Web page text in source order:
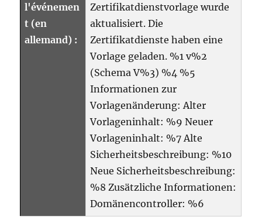
l'événemen
t (en
allemand) :
Zertifikatdienstvorlage wurde
aktualisiert. Die
Zertifikatdienste haben eine
Vorlage geladen. %1 v%2
(Schema V%3) %4 %5
Informationen zur
Vorlagenänderung: Alter
Vorlageninhalt: %9 Neuer
Vorlageninhalt: %7 Alte
Sicherheitsbeschreibung: %10
Neue Sicherheitsbeschreibung:
%8 Zusätzliche Informationen:
Domänencontroller: %6